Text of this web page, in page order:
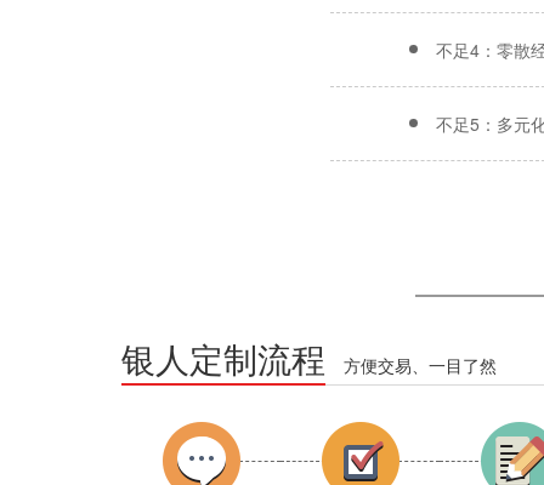
不足4：零散
不足5：多元
银人定制流程 方便交易、一目了然